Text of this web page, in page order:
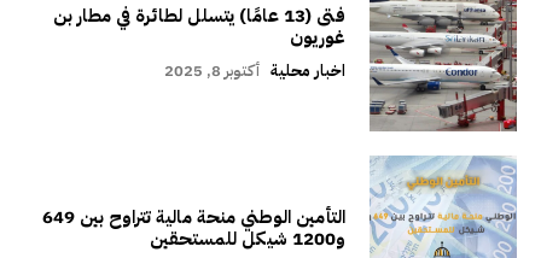
فتى (13 عامًا) يتسلل لطائرة في مطار بن
غوريون
اخبار محلية أكتوبر 8, 2025
التأمين الوطني منحة مالية تتراوح بين 649
و1200 شيكل للمستحقين